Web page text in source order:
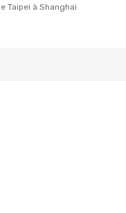
Taipei à Shanghai